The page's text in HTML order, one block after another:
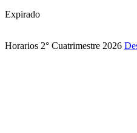
Expirado
Horarios 2° Cuatrimestre 2026